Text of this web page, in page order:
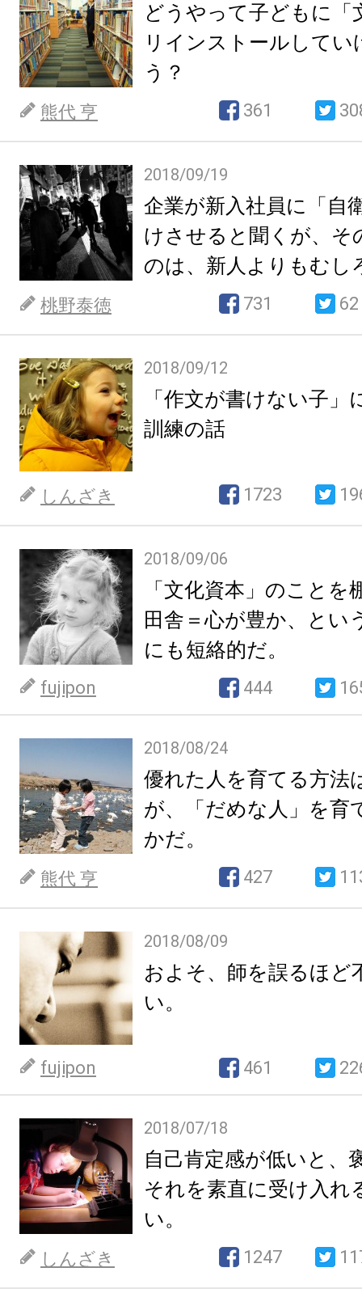
どうやって子どもに「
リインストールしてい
う？
熊代 亨 361
2018/09/19
企業が新入社員に「自
けさせると聞くが、そ
のは、新人よりもむし
桃野泰徳 731 62
2018/09/12
「作文が書けない子」
訓練の話
しんざき 1723
2018/09/06
「文化資本」のことを
田舎＝心が豊か、とい
にも短絡的だ。
fujipon 444
2018/08/24
優れた人を育てる方法
が、「だめな人」を育
かだ。
熊代 亨 427
2018/08/09
およそ、師を誤るほど
い。
fujipon 461
2018/07/18
自己肯定感が低いと、
それを素直に受け入れ
い。
しんざき 1247